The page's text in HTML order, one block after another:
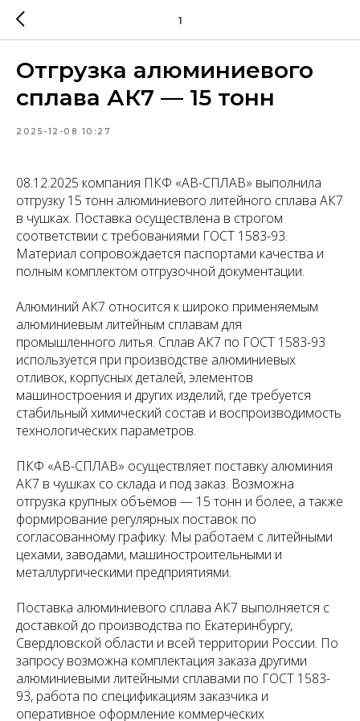
1
Отгрузка алюминиевого
сплава АК7 — 15 тонн
2025-12-08 10:27
08.12.2025 компания ПКФ «АВ-СПЛАВ» выполнила
отгрузку 15 тонн алюминиевого литейного сплава АК7
в чушках. Поставка осуществлена в строгом
соответствии с требованиями ГОСТ 1583-93.
Материал сопровождается паспортами качества и
полным комплектом отгрузочной документации.
Алюминий АК7 относится к широко применяемым
алюминиевым литейным сплавам для
промышленного литья. Сплав АК7 по ГОСТ 1583-93
используется при производстве алюминиевых
отливок, корпусных деталей, элементов
машиностроения и других изделий, где требуется
стабильный химический состав и воспроизводимость
технологических параметров.
ПКФ «АВ-СПЛАВ» осуществляет поставку алюминия
АК7 в чушках со склада и под заказ. Возможна
отгрузка крупных объёмов — 15 тонн и более, а также
формирование регулярных поставок по
согласованному графику. Мы работаем с литейными
цехами, заводами, машиностроительными и
металлургическими предприятиями.
Поставка алюминиевого сплава АК7 выполняется с
доставкой до производства по Екатеринбургу,
Свердловской области и всей территории России. По
запросу возможна комплектация заказа другими
алюминиевыми литейными сплавами по ГОСТ 1583-
93, работа по спецификациям заказчика и
оперативное оформление коммерческих